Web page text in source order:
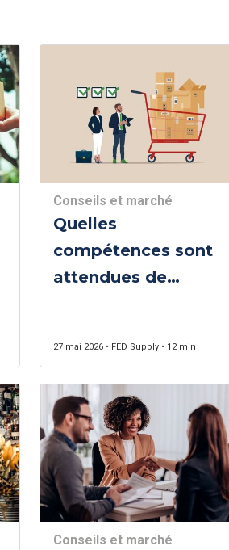
Conseils et marché
Quelles
compétences sont
attendues de
27 mai 2026 • FED Supply • 12 min
Conseils et marché